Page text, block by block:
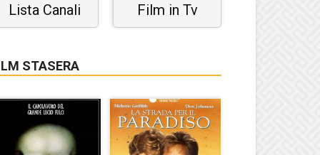
Lista Canali Film in Tv
STASERA